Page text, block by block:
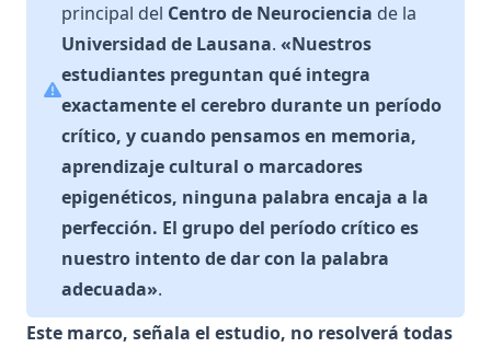
principal del Centro de Neurociencia de la
Universidad de Lausana. «Nuestros
estudiantes preguntan qué integra
exactamente el cerebro durante un período
crítico, y cuando pensamos en memoria,
aprendizaje cultural o marcadores
epigenéticos, ninguna palabra encaja a la
perfección. El grupo del período crítico es
nuestro intento de dar con la palabra
adecuada».
Este marco, señala el estudio, no resolverá todas